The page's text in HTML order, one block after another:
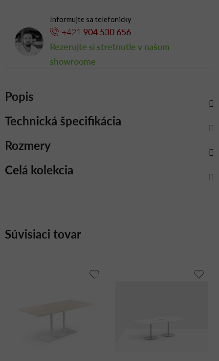
Informujte sa telefonicky
+421 904 530 656
Rezerujte si stretnutie v našom
showroome
Popis
Celá kolekcia
Rozmery
Technická špecifikácia
Súvisiaci tovar